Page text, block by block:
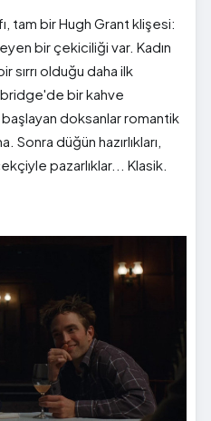
tam bir Hugh Grant klişesi:
bir çekiciliği var. Kadın
sırrı olduğu daha ilk
bir kahve
doksanlar romantik
Sonra düğün hazırlıkları,
pazarlıklar... Klasik.